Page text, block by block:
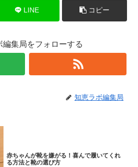
LINE コピー
編集局をフォローする
知恵ラボ編集局
赤ちゃんが靴を嫌がる！喜んで履いてくれ
る方法と靴の選び方